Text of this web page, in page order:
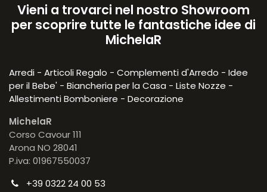
Vieni a trovarci nel nostro Showroom
per scoprire tutte le fantastiche idee di
MichelaR
Arredi - Articoli Regalo - Complementi d'Arredo - Idee
per il Bebe' - Biancheria per la Casa - Liste Nozze -
Allestimenti Bomboniere - Decorazione
MichelaR
Corso Cavour 111
Arona NO 28041
P.iva: 01967550037
+39 0322 24 00 53